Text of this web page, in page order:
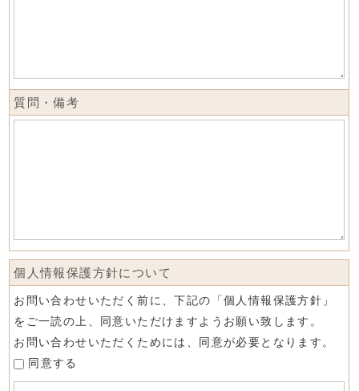
質問・備考
個人情報保護方針について
お問い合わせいただく前に、下記の「個人情報保護方針」
をご一読の上、同意いただけますようお願い致します。
お問い合わせいただくためには、同意が必要となります。
同意する